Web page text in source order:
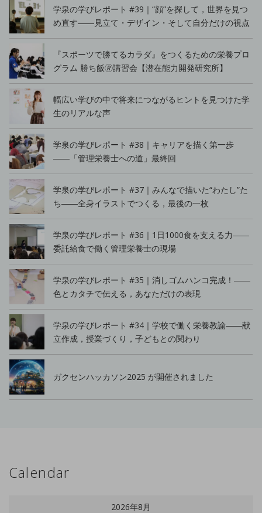
学泉の学びレポート #39｜“顔”を探して，世界を見つ
め直す――見立て・デザイン・そして自分だけの視点
『スポーツで勝てるカラダ』をつくるための栄養プロ
グラム 勝ち飯🄬講習会【潜在能力開発研究所】
幅広い学びの中で将来につながるヒントを見つけた学
生のリアルな声
学泉の学びレポート #38｜キャリアを描く第一歩
――「管理栄養士への道」最終回
学泉の学びレポート #37｜みんなで描いた“わたし”た
ち――全身イラストでつくる，最後の一枚
学泉の学びレポート #36｜1日1000食を支える力――
委託給食で働く管理栄養士の現場
学泉の学びレポート #35｜消しゴムハンコ完成！――
色とカタチで伝える，あなただけの表現
学泉の学びレポート #34｜学校で働く栄養教諭――献
立作成，授業づくり，子どもとの関わり
ガクセンハッカソン2025 が開催されました
Calendar
2026年8月